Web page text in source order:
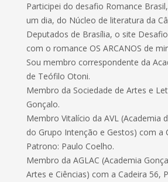
Participei do desafio Romance
um dia, do Núcleo de literatura da
Deputados de Brasília, o site
com o romance OS ARCANOS de
Sou membro correspondente da
de Teófilo Otoni.
Membro da Sociedade de Artes e
Gonçalo.
Membro Vitalício da AVL (Academia
do Grupo Intenção e Gestos) com a
Patrono: Paulo Coelho.
Membro da AGLAC (Academia
Artes e Ciências) com a Cadeira 56,